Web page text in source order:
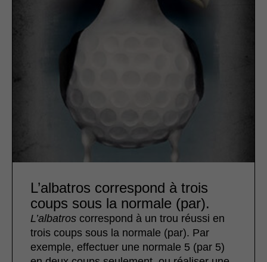
L’albatros correspond à trois
coups sous la normale (par).
L’albatros correspond à un trou réussi en
trois coups sous la normale (par). Par
exemple, effectuer une normale 5 (par 5)